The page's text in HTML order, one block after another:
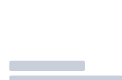
İşlem Yap